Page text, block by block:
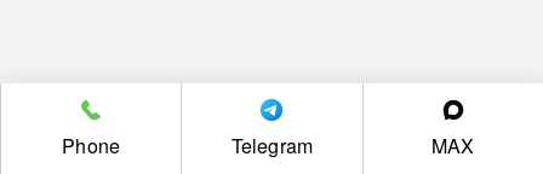
Phone Telegram MAX